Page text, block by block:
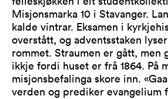
Misjonsmarka 10 i Stavanger.
kalde vintrar. Eksamen i
overstått, og adventsstaken
rommet. Straumen er gått, men
ikkje fordi huset er frå 1864. På
misjonsbefalinga skore inn.
verden og prediker evangelium